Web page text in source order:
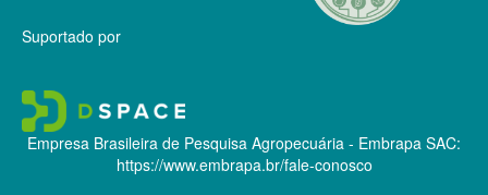
Suportado por
Empresa Brasileira de Pesquisa Agropecuária - Embrapa SAC:
https://www.embrapa.br/fale-conosco